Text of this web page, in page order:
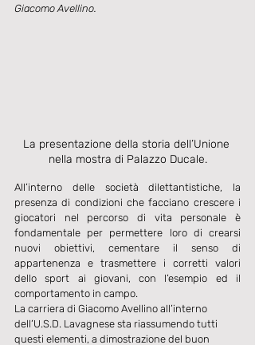
Giacomo Avellino.
La presentazione della storia dell’Unione
nella mostra di Palazzo Ducale.
All’interno delle società dilettantistiche, la
presenza di condizioni che facciano crescere i
giocatori nel percorso di vita personale è
fondamentale per permettere loro di crearsi
nuovi obiettivi, cementare il senso di
appartenenza e trasmettere i corretti valori
dello sport ai giovani, con l’esempio ed il
comportamento in campo.
La carriera di Giacomo Avellino all’interno
dell’U.S.D. Lavagnese sta riassumendo tutti
questi elementi, a dimostrazione del buon